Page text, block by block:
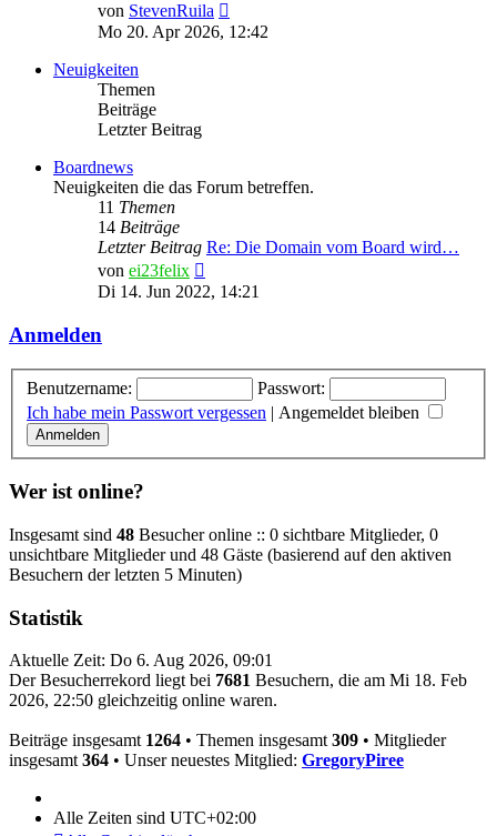
von StevenRuila
Beitrag
Mo 20. Apr 2026, 12:42
Neuigkeiten
Themen
Beiträge
Letzter Beitrag
Boardnews
Neuigkeiten die das Forum betreffen.
11 Themen
14 Beiträge
Letzter Beitrag Re: Die Domain vom Board wird…
von ei23felix
Beitrag
Di 14. Jun 2022, 14:21
Anmelden
Benutzername:
Passwort:
Ich habe mein Passwort vergessen | Angemeldet bleiben
Wer ist online?
Insgesamt sind 48 Besucher online :: 0 sichtbare Mitglieder, 0
unsichtbare Mitglieder und 48 Gäste (basierend auf den aktiven
Besuchern der letzten 5 Minuten)
Statistik
Aktuelle Zeit: Do 6. Aug 2026, 09:01
Der Besucherrekord liegt bei 7681 Besuchern, die am Mi 18. Feb
2026, 22:50 gleichzeitig online waren.
Beiträge insgesamt 1264 • Themen insgesamt 309 • Mitglieder
insgesamt 364 • Unser neuestes Mitglied: GregoryPiree
Alle Zeiten sind UTC+02:00